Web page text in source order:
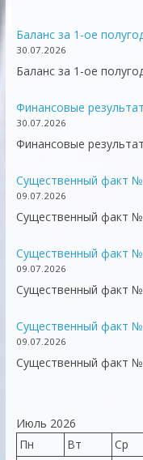
Баланс за 1-ое
30.07.2026
Баланс за 1-ое
Финансовые
30.07.2026
Финансовые
Существенный факт
09.07.2026
Существенный факт
Существенный факт
09.07.2026
Существенный факт
Существенный факт
09.07.2026
Существенный факт
Июль 2026
Пн
Вт Ср